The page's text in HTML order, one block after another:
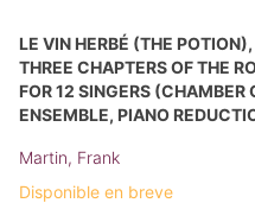
LE VIN HERBÉ (THE
THREE CHAPTERS OF THE
FOR 12 SINGERS
ENSEMBLE, PIANO
Martin, Frank
Disponible en breve